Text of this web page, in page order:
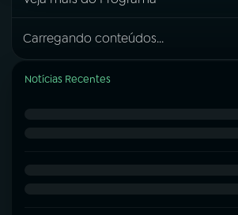
Carregando conteúdos...
Notícias Recentes